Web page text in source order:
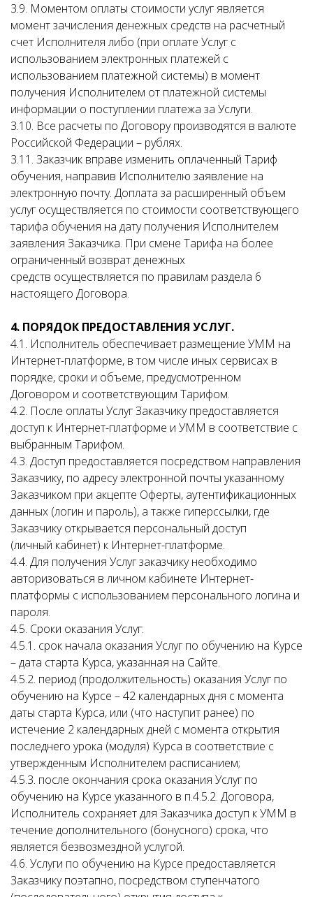
3.9. Моментом оплаты стоимости услуг является
момент зачисления денежных средств на расчетный
счет Исполнителя либо (при оплате Услуг с
использованием электронных платежей с
использованием платежной системы) в момент
получения Исполнителем от платежной системы
информации о поступлении платежа за Услуги.
3.10. Все расчеты по Договору производятся в валюте
Российской Федерации – рублях.
3.11. Заказчик вправе изменить оплаченный Тариф
обучения, направив Исполнителю заявление на
электронную почту. Доплата за расширенный объем
услуг осуществляется по стоимости соответствующего
тарифа обучения на дату получения Исполнителем
заявления Заказчика. При смене Тарифа на более
ограниченный возврат денежных
средств осуществляется по правилам раздела 6
настоящего Договора.
4. ПОРЯДОК ПРЕДОСТАВЛЕНИЯ УСЛУГ.
4.1. Исполнитель обеспечивает размещение УММ на
Интернет-платформе, в том числе иных сервисах в
порядке, сроки и объеме, предусмотренном
Договором и соответствующим Тарифом.
4.2. После оплаты Услуг Заказчику предоставляется
доступ к Интернет-платформе и УММ в соответствие с
выбранным Тарифом.
4.3. Доступ предоставляется посредством направления
Заказчику, по адресу электронной почты указанному
Заказчиком при акцепте Оферты, аутентификационных
данных (логин и пароль), а также гиперссылки, где
Заказчику открывается персональный доступ
(личный кабинет) к Интернет-платформе.
4.4. Для получения Услуг заказчику необходимо
авторизоваться в личном кабинете Интернет-
платформы с использованием персонального логина и
пароля.
4.5. Сроки оказания Услуг:
4.5.1. срок начала оказания Услуг по обучению на Курсе
– дата старта Курса, указанная на Сайте.
4.5.2. период (продолжительность) оказания Услуг по
обучению на Курсе – 42 календарных дня с момента
даты старта Курса, или (что наступит ранее) по
истечение 2 календарных дней с момента открытия
последнего урока (модуля) Курса в соответствие с
утвержденным Исполнителем расписанием;
4.5.3. после окончания срока оказания Услуг по
обучению на Курсе указанного в п.4.5.2. Договора,
Исполнитель сохраняет для Заказчика доступ к УММ в
течение дополнительного (бонусного) срока, что
является безвозмездной услугой.
4.6. Услуги по обучению на Курсе предоставляется
Заказчику поэтапно, посредством ступенчатого